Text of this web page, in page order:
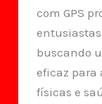
com GPS
entusiastas
buscando
eficaz para
físicas e